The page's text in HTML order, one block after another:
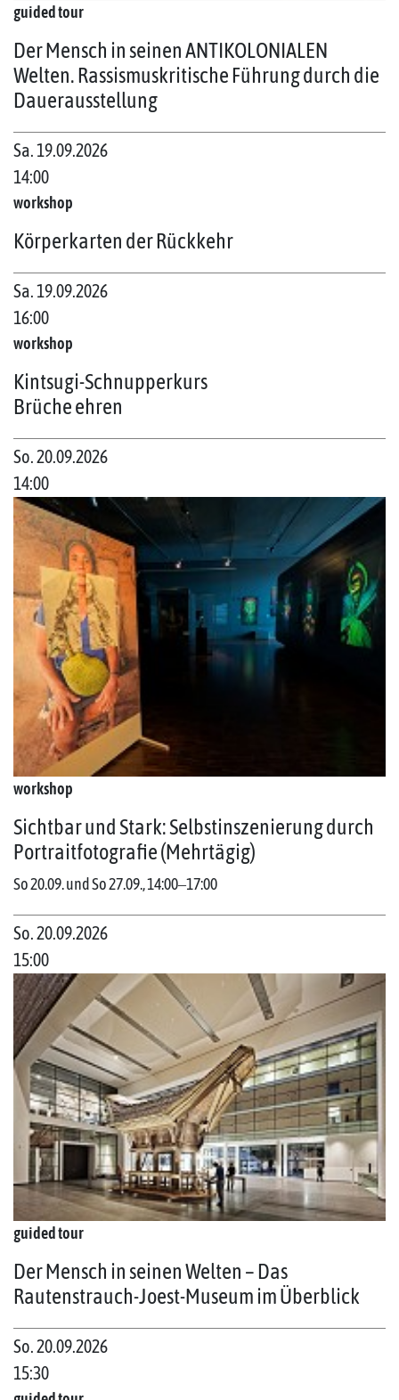
guided tour
Der Mensch in seinen ANTIKOLONIALEN
Welten. Rassismuskritische Führung durch die
Dauerausstellung
Sa. 19.09.2026
14:00
workshop
Körperkarten der Rückkehr
Sa. 19.09.2026
16:00
workshop
Kintsugi-Schnupperkurs
Brüche ehren
So. 20.09.2026
14:00
workshop
Sichtbar und Stark: Selbstinszenierung durch
Portraitfotografie (Mehrtägig)
So 20.09. und So 27.09., 14:00‒17:00
So. 20.09.2026
15:00
guided tour
Der Mensch in seinen Welten – Das
Rautenstrauch-Joest-Museum im Überblick
So. 20.09.2026
15:30